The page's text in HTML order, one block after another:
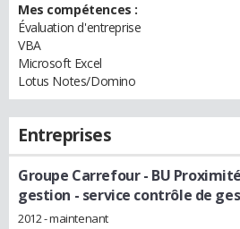
Mes compétences :
Évaluation d'entreprise
VBA
Microsoft Excel
Lotus Notes/Domino
Entreprises
Groupe Carrefour - BU Proximité
gestion - service contrôle de
2012 - maintenant